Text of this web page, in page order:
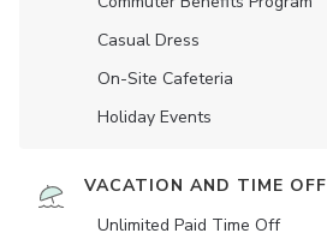
Casual Dress
On-Site Cafeteria
Holiday Events
VACATION AND TIME OFF
Unlimited Paid Time Off